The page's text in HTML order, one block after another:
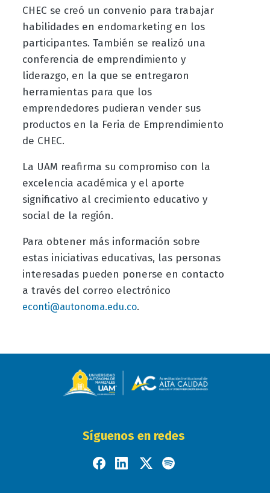
CHEC se creó un convenio para trabajar
habilidades en endomarketing en los
participantes. También se realizó una
conferencia de emprendimiento y
liderazgo, en la que se entregaron
herramientas para que los
emprendedores pudieran vender sus
productos en la Feria de Emprendimiento
de CHEC.
La UAM reafirma su compromiso con la
excelencia académica y el aporte
significativo al crecimiento educativo y
social de la región.
Para obtener más información sobre
estas iniciativas educativas, las personas
interesadas pueden ponerse en contacto
a través del correo electrónico
econti@autonoma.edu.co.
Síguenos en redes